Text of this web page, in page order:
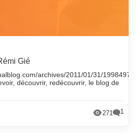
février 2017
janvier 2017
Gié
archives/2011/01/31/
découvrir, redécouvrir, le blog de
271 1